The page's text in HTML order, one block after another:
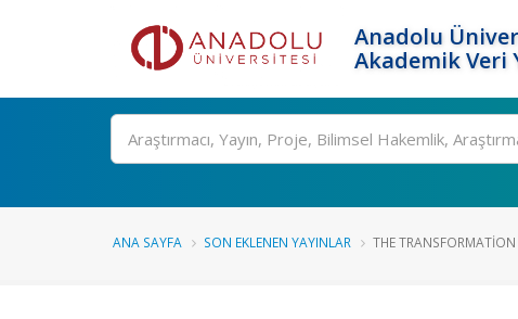
Anadolu
Akademik Veri
Ara
ANA SAYFA SON EKLENEN YAYINLAR THE TRANSFORMATION